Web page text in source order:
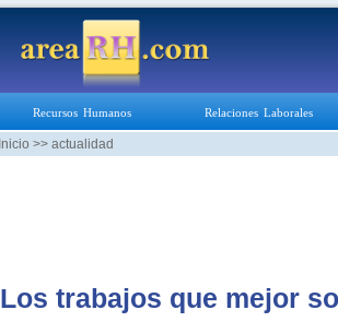
Recursos Humanos Relaciones Laborales
Inicio >> actualidad
Los trabajos que mejor